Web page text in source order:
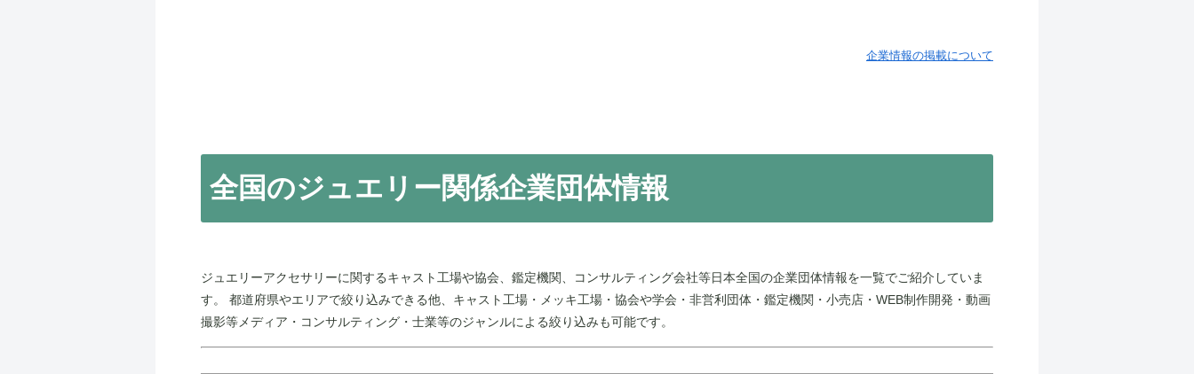
企業情報の掲載について
全国のジュエリー関係企業団体情報
ジュエリーアクセサリーに関するキャスト工場や協会、鑑定機関、コンサルティング会社等日本全国の企業団体情報を一覧でご紹介していま
す。 都道府県やエリアで絞り込みできる他、キャスト工場・メッキ工場・協会や学会・非営利団体・鑑定機関・小売店・WEB制作開発・動画
撮影等メディア・コンサルティング・士業等のジャンルによる絞り込みも可能です。